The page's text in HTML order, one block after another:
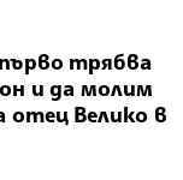
трябва
и да молим
отец Велико в